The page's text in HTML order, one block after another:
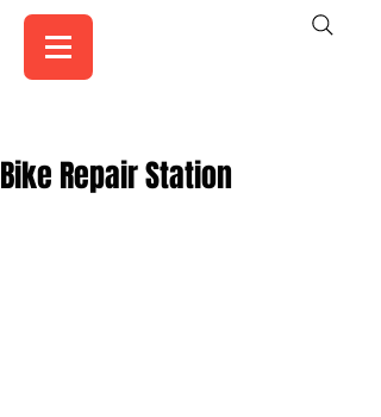
Bike Repair Station